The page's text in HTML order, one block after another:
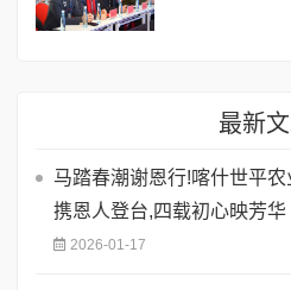
最新
马踏春潮谢恩行!喀什世平
携恩人登台,四载初心映芳华
2026-01-17